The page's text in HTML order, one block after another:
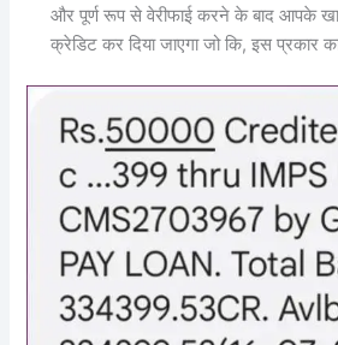
और पूर्ण रूप से वेरीफाई करने के बाद आपके
क्रेडिट कर दिया जाएगा जो कि, इस प्रकार